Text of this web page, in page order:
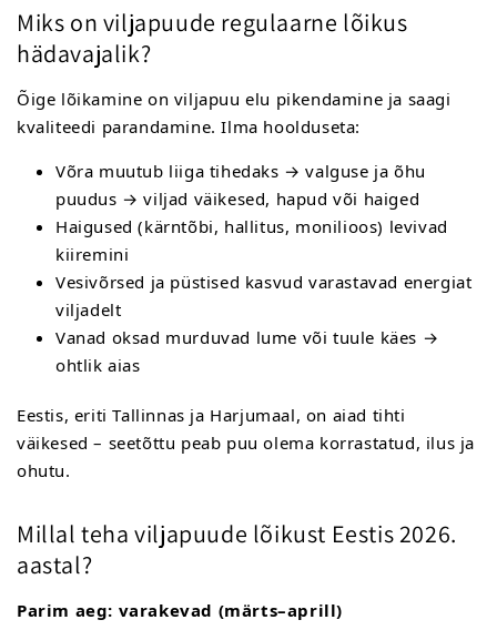
Miks on viljapuude regulaarne lõikus
hädavajalik?
Õige lõikamine on viljapuu elu pikendamine ja saagi
kvaliteedi parandamine. Ilma hoolduseta:
Võra muutub liiga tihedaks → valguse ja õhu
puudus → viljad väikesed, hapud või haiged
Haigused (kärntõbi, hallitus, monilioos) levivad
kiiremini
Vesivõrsed ja püstised kasvud varastavad energiat
viljadelt
Vanad oksad murduvad lume või tuule käes →
ohtlik aias
Eestis, eriti Tallinnas ja Harjumaal, on aiad tihti
väikesed – seetõttu peab puu olema korrastatud, ilus ja
ohutu.
Millal teha viljapuude lõikust Eestis 2026.
aastal?
Parim aeg: varakevad (märts–aprill)